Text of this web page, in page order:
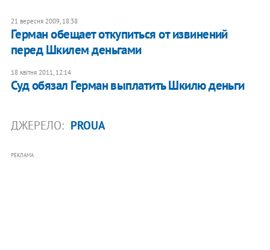
21 вересня 2009, 18:38
Герман обещает откупиться от извинений
перед Шкилем деньгами
18 квітня 2011, 12:14
Суд обязал Герман выплатить Шкилю деньги
ДЖЕРЕЛО: PROUA
РЕКЛАМА